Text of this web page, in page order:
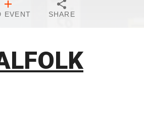
EVENT SHARE